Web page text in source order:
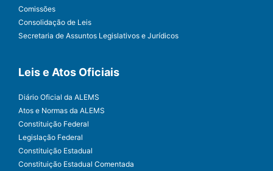
Comissões
Consolidação de Leis
Secretaria de Assuntos Legislativos e Jurídicos
Leis e Atos Oficiais
Diário Oficial da ALEMS
Atos e Normas da ALEMS
Constituição Federal
Legislação Federal
Constituição Estadual
Constituição Estadual Comentada